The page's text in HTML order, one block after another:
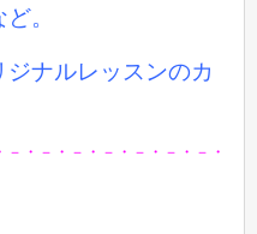
。
ナルレッスンのカ
・－・－・－・－・－・－・